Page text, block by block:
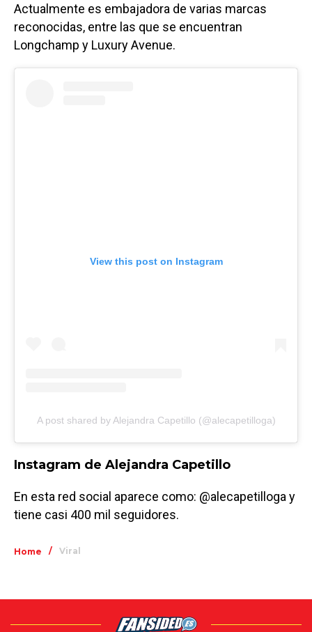
Actualmente es embajadora de varias marcas
reconocidas, entre las que se encuentran
Longchamp y Luxury Avenue.
View this post on Instagram
A post shared by Alejandra Capetillo (@alecapetilloga)
Instagram de Alejandra Capetillo
En esta red social aparece como: @alecapetilloga y
tiene casi 400 mil seguidores.
Home / Viral